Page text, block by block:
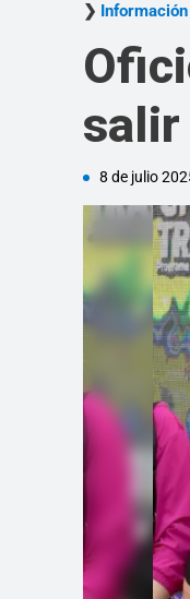
Información
salir
8 de julio